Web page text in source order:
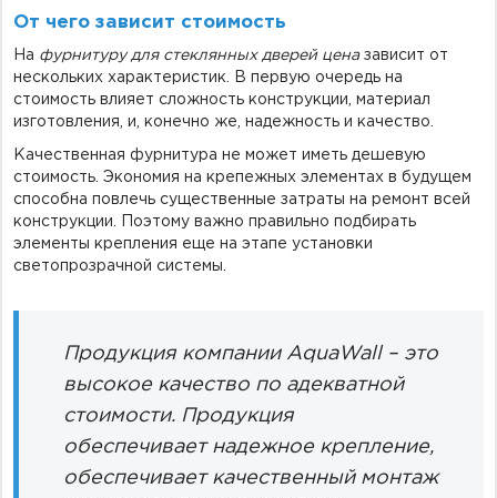
От чего зависит стоимость
На фурнитуру для стеклянных дверей цена зависит от
нескольких характеристик. В первую очередь на
стоимость влияет сложность конструкции, материал
изготовления, и, конечно же, надежность и качество.
Качественная фурнитура не может иметь дешевую
стоимость. Экономия на крепежных элементах в будущем
способна повлечь существенные затраты на ремонт всей
конструкции. Поэтому важно правильно подбирать
элементы крепления еще на этапе установки
светопрозрачной системы.
Продукция компании AquaWall – это
высокое качество по адекватной
стоимости. Продукция
обеспечивает надежное крепление,
обеспечивает качественный монтаж